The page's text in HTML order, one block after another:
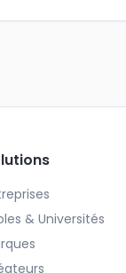
& Universités